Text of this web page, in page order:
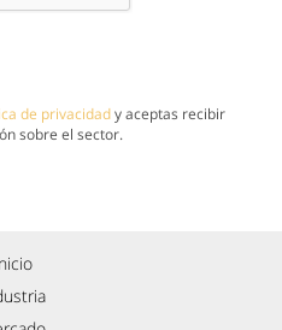
de privacidady aceptas recibir
sobre el sector.